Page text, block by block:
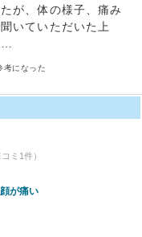
が、体の様子、痛み
いていただいた上
考になった
ミ1件）
顔が痛い